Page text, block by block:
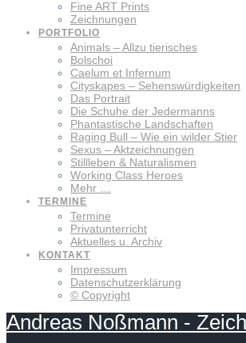
Fine ART Prints
Zeichnungen
PORTFOLIO
Animals – Allzu tierisches
Bolschoi
Caelum et Infernum
Cityskapes – Sehenswürdigkeiten
Das Portrait
Die Schuhe der Jedermanns
Phantastische Landschaften
Raging Bull – Wie ein wilder Stier
Sexus – Aktzeichnungen
Stillleben & Naturalismen
Working Class Heroes
Mehr …
TERMINE
Termine
Privatunterricht
Aktuelles u. Archiv
KONTAKT
Impressum
Datenschutzerklärung
© Copyright
Andreas Noßmann -